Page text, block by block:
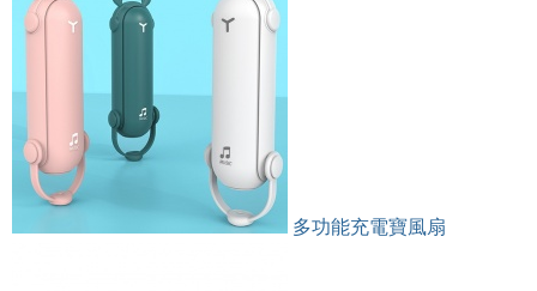
多功能充電寶風扇